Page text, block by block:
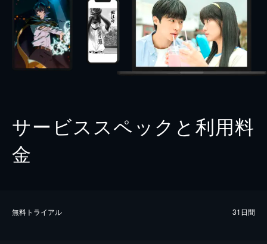
サービススペックと利用料
金
無料トライアル 31日間